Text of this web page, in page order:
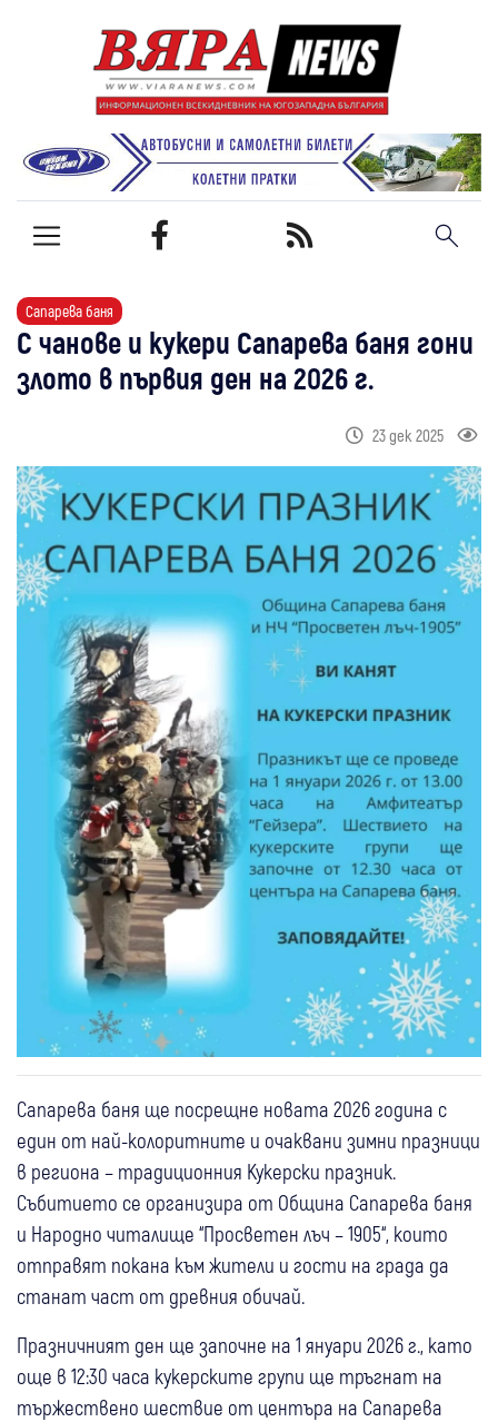
Сапарева баня
С чанове и кукери Сапарева баня гони
злото в първия ден на 2026 г.
23 дек 2025
Сапарева баня ще посрещне новата 2026 година с
един от най-колоритните и очаквани зимни празници
в региона – традиционния Кукерски празник.
Събитието се организира от Община Сапарева баня
и Народно читалище “Просветен лъч – 1905“, които
отправят покана към жители и гости на града да
станат част от древния обичай.
Празничният ден ще започне на 1 януари 2026 г., като
още в 12:30 часа кукерските групи ще тръгнат на
тържествено шествие от центъра на Сапарева